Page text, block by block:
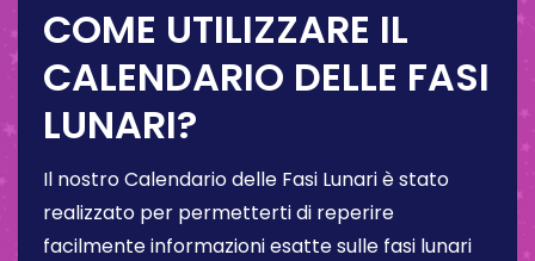
COME UTILIZZARE IL
CALENDARIO DELLE FASI
LUNARI?
Il nostro Calendario delle Fasi Lunari è stato
realizzato per permetterti di reperire
facilmente informazioni esatte sulle fasi lunari